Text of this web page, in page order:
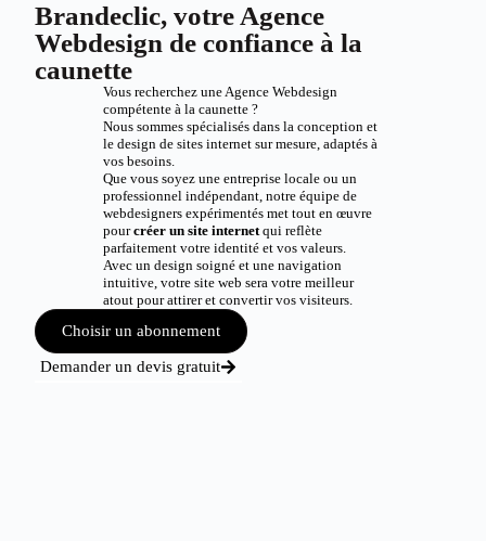
Brandeclic, votre Agence
Webdesign de confiance à la
caunette
Vous recherchez une Agence Webdesign
compétente à la caunette ?
Nous sommes spécialisés dans la conception et
le design de sites internet sur mesure, adaptés à
vos besoins.
Que vous soyez une entreprise locale ou un
professionnel indépendant, notre équipe de
webdesigners expérimentés met tout en œuvre
pourcréer un site internetqui reflète
parfaitement votre identité et vos valeurs.
Avec un design soigné et une navigation
intuitive, votre site web sera votre meilleur
atout pour attirer et convertir vos visiteurs.
Choisir un abonnement
Demander un devis gratuit